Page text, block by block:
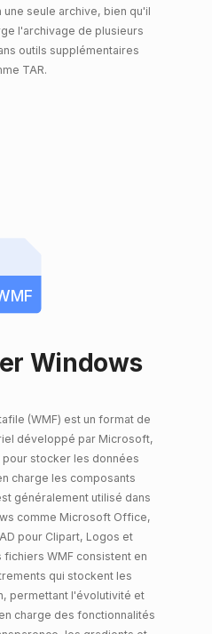
seule archive, bien qu'il
l'archivage de plusieurs
outils supplémentaires
TAR.
Windows
(WMF) est un format de
développé par Microsoft,
stocker les données
charge les composants
généralement utilisé dans
comme Microsoft Office,
pour Clipart, Logos et
WMF consistent en
qui stockent les
permettant l'évolutivité et
charge des fonctionnalités